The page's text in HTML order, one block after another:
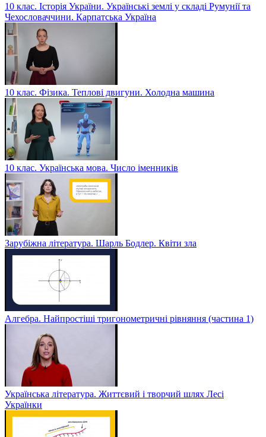
10 клас. Історія України. Українські землі у складі Румунії та
Чехословаччини. Карпатська Україна
10 клас. Фізика. Теплові двигуни. Холодна машина
10 клас. Українська мова. Число іменників
Зарубіжна література. Шарль Бодлер. Квіти зла
Алгебра. Найпростіші тригонометричні рівняння (частина 1)
Українська література. Життєвий і творчий шлях Лесі
Українки